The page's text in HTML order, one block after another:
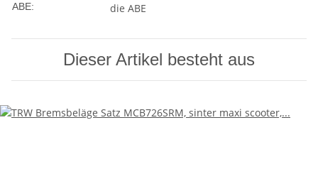
ABE:
die ABE
Dieser Artikel besteht aus